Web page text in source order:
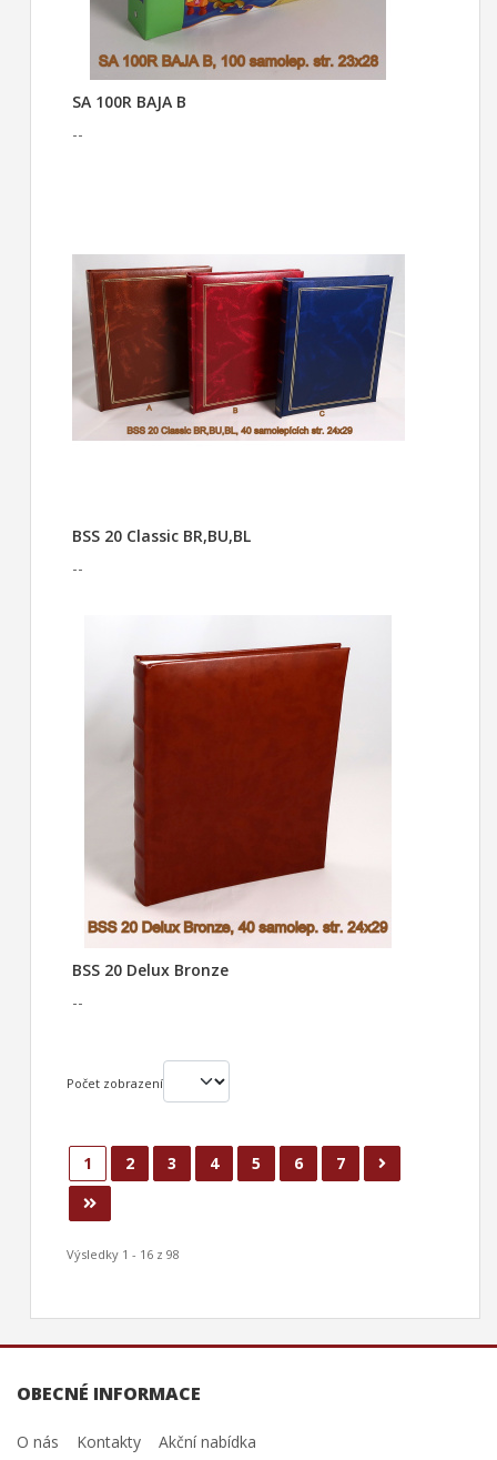
SA 100R BAJA B
--
BSS 20 Classic BR,BU,BL
--
BSS 20 Delux Bronze
--
Počet zobrazení
1 2 3 4 5 6 7
Výsledky 1 - 16 z 98
OBECNÉ INFORMACE
O nás Kontakty Akční nabídka